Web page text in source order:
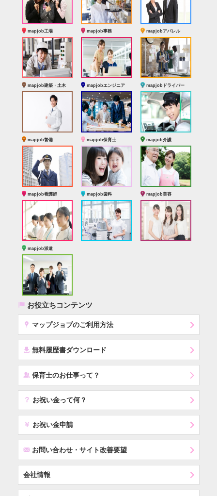
mapjob工場 mapjob事務 mapjobアパレル
mapjob建築・土木 mapjobエンジニア mapjobドライバー
mapjob警備 mapjob保育士 mapjob介護
mapjob看護師 mapjob歯科 mapjob美容
mapjob派遣
( お役立ちコンテンツ
x マップジョブのご利用方法
í 無料履歴書ダウンロード
‰ 保育士のお仕事って？
？ お祝い金って何？
￥ お祝い金申請
Fお問い合わせ・サイト改善要望
会社情報